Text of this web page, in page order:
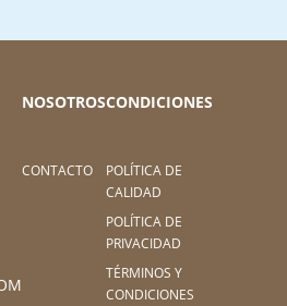
NOSOTROS
CONTACTO
CONDICIONES
POLÍTICA DE
CALIDAD
POLÍTICA DE
PRIVACIDAD
TÉRMINOS Y
CONDICIONES